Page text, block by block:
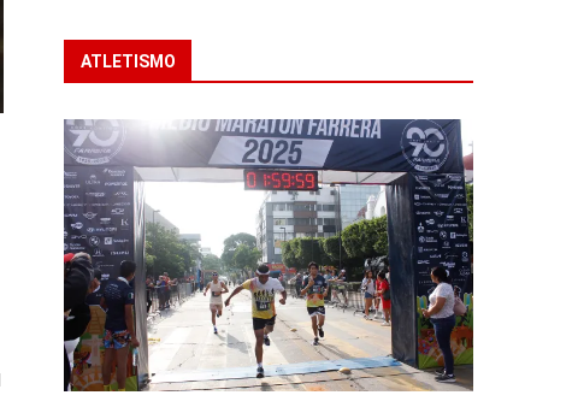
ATLETISMO